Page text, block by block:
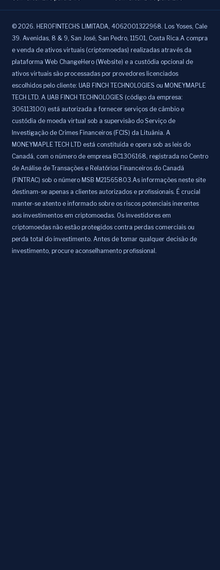
© 2026. HEROFINTECHS LIMITADA, 4062001322968. Los Yoses, Cale
39. Avenidas, 8 & 9, San José, San Pedro, 11501, Costa Rica.A compra
e venda de ativos virtuais (criptomoedas) realizadas através da
plataforma Web ChangeHero (Website) e a custódia opcional de
ativos virtuais são processadas por provedores licenciados
escolhidos pelo cliente: UAB FINCH TECHNOLOGIES ou MONEYMAPLE
TECH LTD. A UAB FINCH TECHNOLOGIES (código da empresa:
306113100) está autorizada a fornecer serviços de câmbio e
custódia de moeda virtual sob a supervisão do Serviço de
Investigação de Crimes Financeiros (FCIS) da Lituânia. A
MONEYMAPLE TECH LTD está constituída e opera sob as leis do
Canadá, com o número de empresa BC1306168, registrada no Centro
de Análise de Transações e Relatórios Financeiros do Canadá
(FINTRAC) sob o número MSB M21565803.As informações neste site
destinam-se apenas a clientes autorizados e profissionais. É crucial
manter-se atento e informado sobre os riscos potenciais inerentes
aos investimentos em criptomoedas. Os investidores em
criptomoedas não estão protegidos contra perdas comerciais ou
perda total do investimento. Antes de tomar qualquer decisão de
investimento, procure aconselhamento profissional.